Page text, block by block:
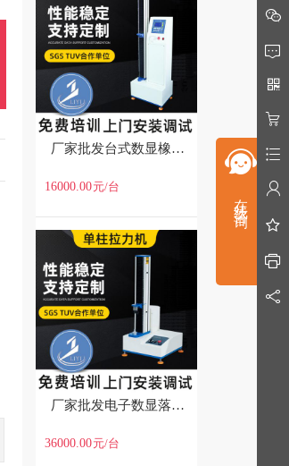
厂家批发台式数显橡胶金属铝材拉力测试机拉伸强度电子式拉力机
16000.00元/台
厂家批发电子数显落地式塑料薄膜金属拉伸强度测试仪单柱拉力机
36000.00元/台
在线咨询